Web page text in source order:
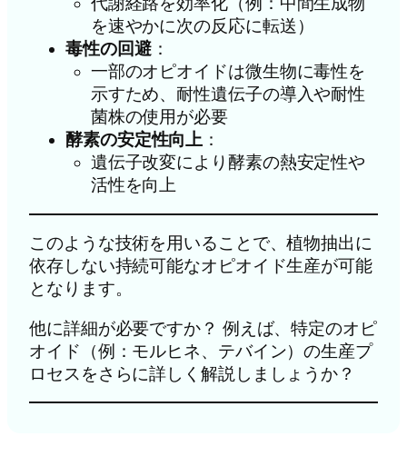
を速やかに次の反応に転送）
毒性の回避：
一部のオピオイドは微生物に毒性を
示すため、耐性遺伝子の導入や耐性
菌株の使用が必要
酵素の安定性向上 ：
遺伝子改変により酵素の熱安定性や
活性を向上
このような技術を用いることで、植物抽出に
依存しない持続可能なオピオイド生産が可能
となります。
他に詳細が必要ですか？ 例えば、特定のオピ
オイド（例：モルヒネ、テバイン）の生産プ
ロセスをさらに詳しく解説しましょうか？